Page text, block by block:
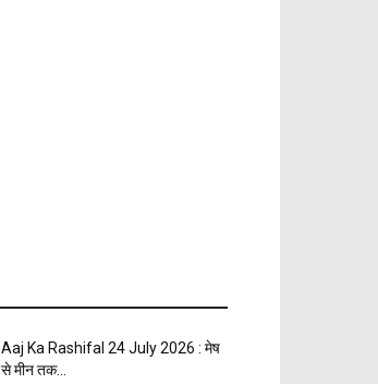
Aaj Ka Rashifal 24 July 2026 : मेष
से मीन तक...